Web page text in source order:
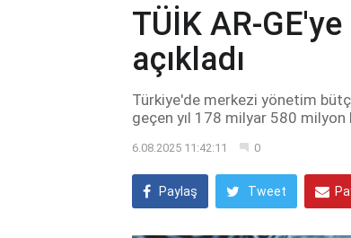
TÜİK AR-
açıkladı
Türkiye'de merkezi yönetim
geçen yıl 178 milyar 580 milyon
6.08.2025 11:42:11 0
Paylaş Tweet